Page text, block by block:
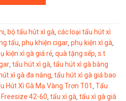
bộ tẩu hút xì gà các loại tẩu hút xì
tẩu phụ khiện cigar phụ kiện xì gà
kiện xì gà giá rẻ quà tặng sếp s.t
tẩu hút xì gà tẩu hút xì gà bằng
xì gà đa năng tẩu hút xì gà giá bao
Hút Xì Gà Mạ Vàng Trơn T01 Tẩu
Freesize 42-60 tẩu xì gà tẩu xì gà giá